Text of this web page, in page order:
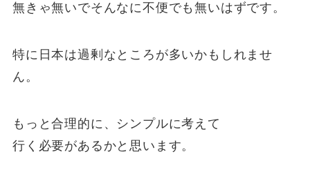
無きゃ無いでそんなに不便でも無いはずです。
特に日本は過剰なところが多いかもしれませ
ん。
もっと合理的に、シンプルに考えて
行く必要があるかと思います。